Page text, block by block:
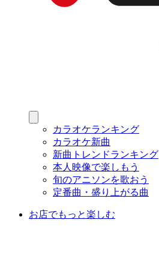
カラオケランキング
カラオケ新曲
新曲トレンドランキング
本人映像で楽しもう
旬のアニソンを歌おう
定番曲・盛り上がる曲
お店でもっと楽しむ